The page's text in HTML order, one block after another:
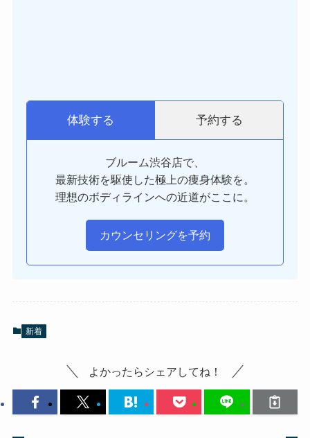
体験する 予約する
ブルーム渋谷店で、
最新技術を駆使した極上の痩身体験を。
理想のボディラインへの近道がここに。
カウンセリングを予約
新着
よかったらシェアしてね！